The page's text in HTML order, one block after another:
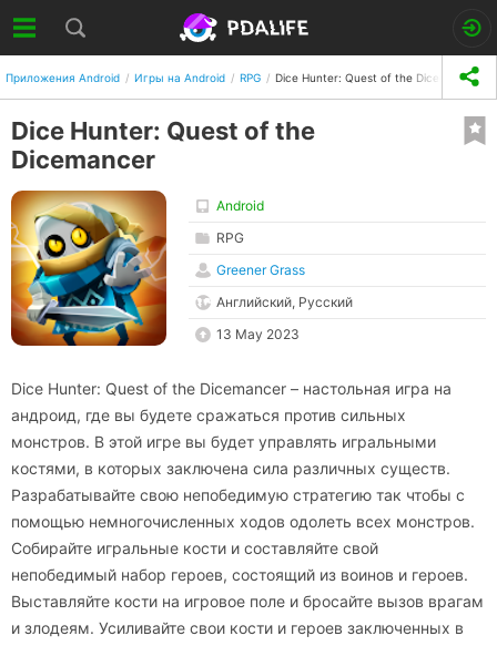
Приложения Android Игры на Android RPG Dice Hunter: Quest of the Dicemancer
Dice Hunter: Quest of the
Dicemancer
Android
RPG
Greener Grass
Английский, Русский
13 May 2023
Dice Hunter: Quest of the Dicemancer – настольная игра на
андроид, где вы будете сражаться против сильных
монстров. В этой игре вы будет управлять игральными
костями, в которых заключена сила различных существ.
Разрабатывайте свою непобедимую стратегию так чтобы с
помощью немногочисленных ходов одолеть всех монстров.
Собирайте игральные кости и составляйте свой
непобедимый набор героев, состоящий из воинов и героев.
Выставляйте кости на игровое поле и бросайте вызов врагам
и злодеям. Усиливайте свои кости и героев заключенных в